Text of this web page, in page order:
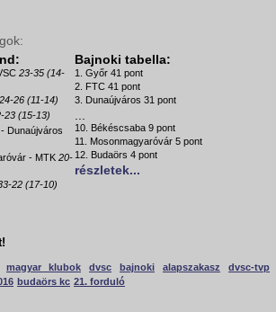
23-35 (14-
24-26 (11-14)
23 (15-13)
Dunaújváros
- MTK 20-
22 (17-10)
Bajnoki tabella:
1. Győr 41 pont
2. FTC 41 pont
3. Dunaújváros 31 pont
...
10. Békéscsaba 9 pont
11. Mosonmagyaróvár 5 pont
12. Budaörs 4 pont
részletek...
magyar klubok dvsc bajnoki alapszakasz
dvsc-tvp
budaörs kc 21. forduló